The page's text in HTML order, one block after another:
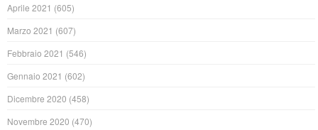
Aprile 2021 (605)
Marzo 2021 (607)
Febbraio 2021 (546)
Gennaio 2021 (602)
Dicembre 2020 (458)
Novembre 2020 (470)